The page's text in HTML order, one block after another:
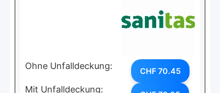
Ohne Unfalldeckung: CHF 70.45
Mit Unfalldeckung: